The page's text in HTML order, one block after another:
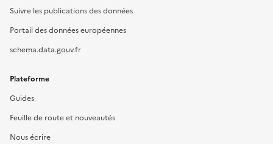
Suivre les publications des données
Portail des données européennes
schema.data.gouv.fr
Plateforme
Guides
Feuille de route et nouveautés
Nous écrire